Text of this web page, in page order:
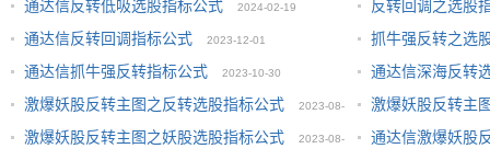
通达信反转低吸选股指标公式
2024-02-19
反转回调之选股
通达信反转回调指标公式
2023-12-01
抓牛强反转之选
通达信抓牛强反转指标公式
2023-10-30
通达信深海反转
激爆妖股反转主图之反转选股指标公式
2023-08-
09
激爆妖股反转主
激爆妖股反转主图之妖股选股指标公式
2023-08-
通达信激爆妖股